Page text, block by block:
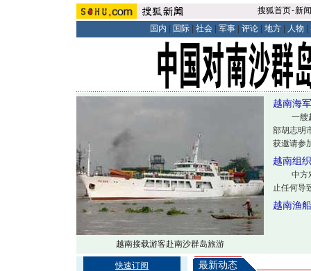
搜狐首页-新闻
国内
国际| 社会| 军事| 评论| 地方| 人物
越南接载游客赴南沙群岛旅游
越南海
一艘越
部胡志明
获邀请参
越南组
中方对
止任何导
越南渔
最新动态